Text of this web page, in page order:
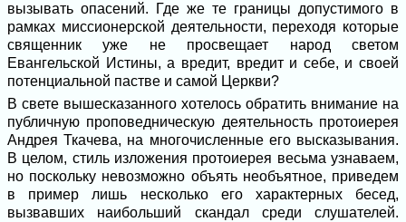
вызывать опасений. Где же те границы допустимого в
рамках миссионерской деятельности, переходя которые
священник уже не просвещает народ светом
Евангельской Истины, а вредит, вредит и себе, и своей
потенциальной пастве и самой Церкви?
В свете вышесказанного хотелось обратить внимание на
публичную проповедническую деятельность протоиерея
Андрея Ткачева, на многочисленные его высказывания.
В целом, стиль изложения протоиерея весьма узнаваем,
но поскольку невозможно объять необъятное, приведем
в пример лишь несколько его характерных бесед,
вызвавших наибольший скандал среди слушателей.